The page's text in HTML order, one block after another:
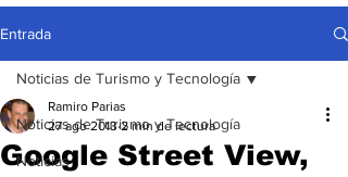
Entrada
Noticias de Turismo y Tecnología
Noticias
Noticias de Turismo y Tecnología
Google Street View,
Ramiro Parias
27 ago 2013 2 min de lectura